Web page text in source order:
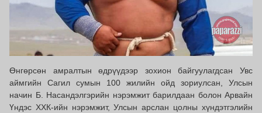
Өнгөрсөн амралтын өдрүүдээр зохион байгуулагдсан Увс
аймгийн Сагил сумын 100 жилийн ойд зориулсан, Улсын
начин Б. Насандэлгэрийн нэрэмжит барилдаан болон Арвайн
Үндэс ХХК-ийн нэрэмжит, Улсын арслан цолны хүндэтгэлийн